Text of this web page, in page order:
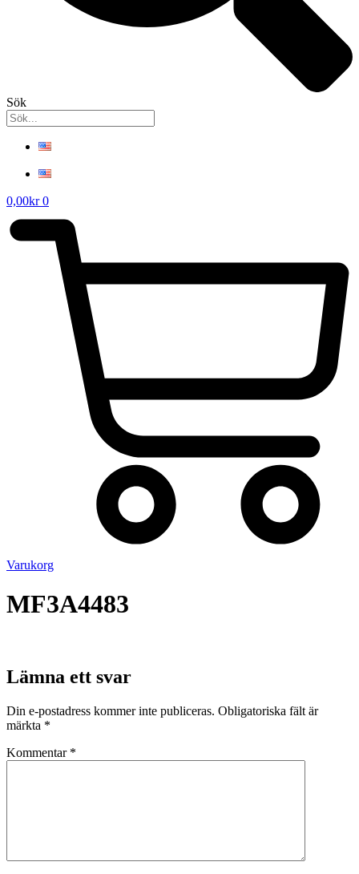
Sök
0,00kr 0
Varukorg
MF3A4483
Lämna ett svar
Din e-postadress kommer inte publiceras. Obligatoriska fält är
märkta *
Kommentar *